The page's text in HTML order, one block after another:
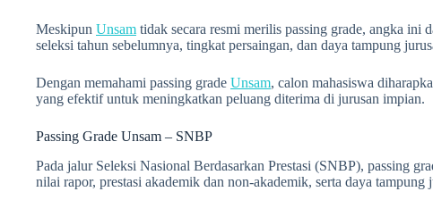
Meskipun Unsam tidak secara resmi merilis passing grade, angka ini
seleksi tahun sebelumnya, tingkat persaingan, dan daya tampung
Dengan memahami passing grade Unsam, calon mahasiswa
yang efektif untuk meningkatkan peluang diterima di jurusan impian.
Passing Grade Unsam – SNBP
Pada jalur Seleksi Nasional Berdasarkan Prestasi (SNBP), passing
nilai rapor, prestasi akademik dan non-akademik, serta daya tampung